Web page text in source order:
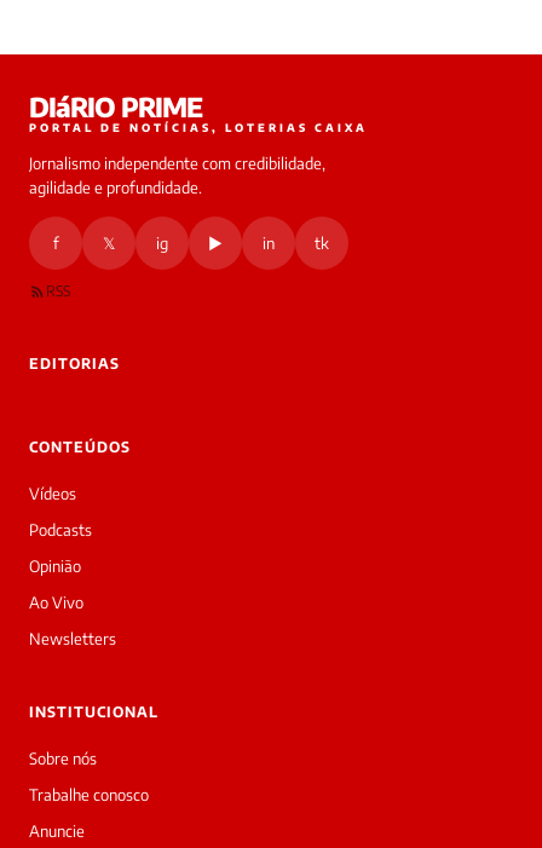
DIáRIO PRIME
PORTAL DE NOTÍCIAS, LOTERIAS CAIXA
Jornalismo independente com credibilidade,
agilidade e profundidade.
f 𝕏 ig ▶ in tk
RSS
EDITORIAS
CONTEÚDOS
Vídeos
Podcasts
Opinião
Ao Vivo
Newsletters
INSTITUCIONAL
Sobre nós
Trabalhe conosco
Anuncie